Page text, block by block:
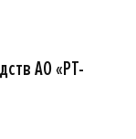
АО «РТ-